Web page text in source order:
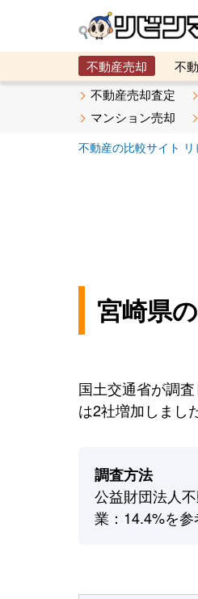
不動産売却 不
メタ住宅展示場
ベ
不動産売却査定
マンション売却
不動産の比較サイト
宮崎県
国土交通省が調
は2社増加しました
調査方法
公益財団法人
業：14.4%を参